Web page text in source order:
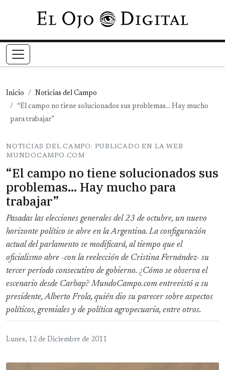
Pasar al contenido principal
Inicio
Noticias del Campo
“El campo no tiene solucionados sus problemas… Hay mucho
para trabajar”
NOTICIAS DEL CAMPO: PUBLICADO EN LA WEB
MUNDOCAMPO.COM
“El campo no tiene solucionados sus
problemas… Hay mucho para
trabajar”
Pasadas las elecciones generales del 23 de octubre, un nuevo
horizonte político se abre en la Argentina. La configuración
actual del parlamento se modificará, al tiempo que el
oficialismo abre -con la reelección de Cristina Fernández- su
tercer período consecutivo de gobierno. ¿Cómo se observa el
escenario desde Carbap? MundoCampo.com entrevistó a su
presidente, Alberto Frola, quién dio su parecer sobre aspectos
políticos, gremiales y de política agropecuaria, entre otros.
Lunes, 12 de Diciembre de 2011